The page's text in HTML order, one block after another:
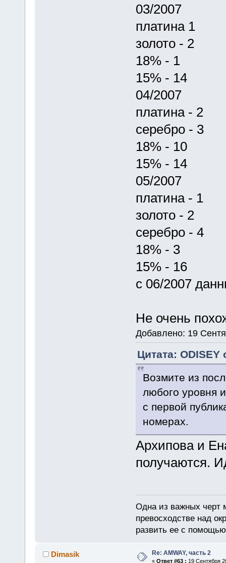
03/2007
платина 1
золото - 2
18% - 1
15% - 14
04/2007
платина - 2
серебро - 3
18% - 10
15% - 14
05/2007
платина - 1
золото - 2
серебро - 4
18% - 3
15% - 16
с 06/2007
Не очень
Добавлено: 19
Цитата: ODISEY
Возмите из
любого уровня
с первой
номерах.
Архипова и
получаются.
Одна из важных черт
превосходстве над
развить ее с
Dimasik Re: AMWAY, часть 2
« Ответ #63 : 19 Сентября